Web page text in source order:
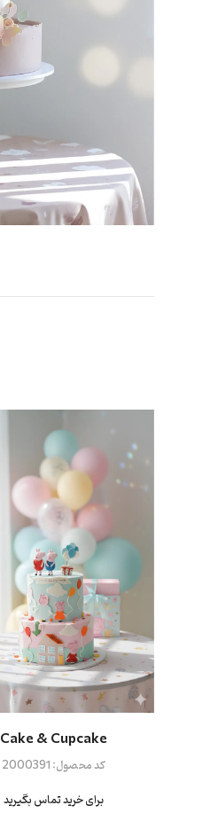
Cake & Cupcake
برای خرید تماس بگیرید
کد محصول:2000391